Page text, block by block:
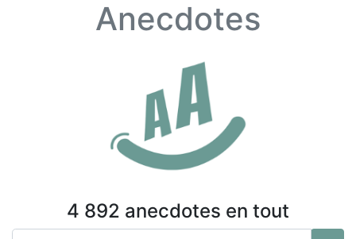
Anecdotes
4 892 anecdotes en tout